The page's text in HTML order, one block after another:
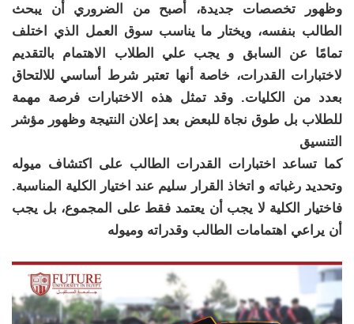
وظهور تخصصات جديدة، أصبح من الضروري أن يبحث
الطالب بنفسه، ويختار ما يناسب سوق العمل الذي اختلف
تمامًا عن السابق و يجب علي الطلاب الاهتمام بالتقديم
لاختبارات القدرات، خاصة أنها تعتبر شرط أساسي للالتحاق
بعدد من الكليات. وقد تمثل هذه الاختبارات فرصة مهمة
للطلاب بل طوق نجاة للبعض بعد إعلان النتيجة وظهور مؤشر
التنسيق
كما تساعد اختبارات القدرات الطالب على اكتشاف ميوله
وتحديد رغباته و اتخاذ القرار سليم عند اختيار الكلية المناسبة.
فاختيار الكلية لا يجب أن يعتمد فقط على المجموع، بل يجب
أن يراعي اهتمامات الطالب وقدراته وميوله